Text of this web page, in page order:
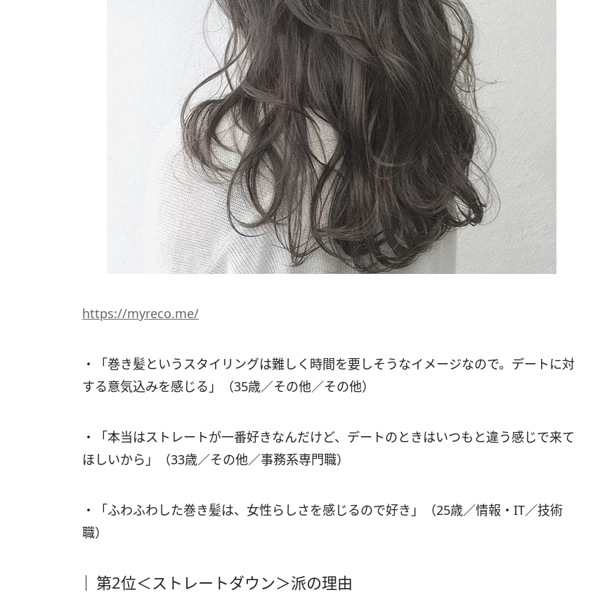
https://myreco.me/
・「巻き髪というスタイリングは難しく時間を要しそうなイメージなので。デートに対
する意気込みを感じる」（35歳／その他／その他）
・「本当はストレートが一番好きなんだけど、デートのときはいつもと違う感じで来て
ほしいから」（33歳／その他／事務系専門職）
・「ふわふわした巻き髪は、女性らしさを感じるので好き」（25歳／情報・IT／技術
職）
第2位＜ストレートダウン＞派の理由